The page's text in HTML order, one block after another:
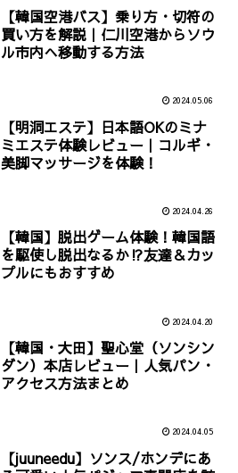
【韓国空港バス】乗り方・切符の
買い方を解説｜仁川空港からソウ
ル市内へ移動する方法
2024.05.06
【明洞エステ】日本語OKのミナ
ミエステ体験レビュー｜コルギ・
美脚マッサージを体験！
2024.04.26
【韓国】脱出ゲーム体験！韓国語
を駆使し脱出なるか⁉︎友達＆カッ
プルにもおすすめ
2024.04.20
【韓国・大田】聖心堂（ソンシン
ダン）本店レビュー｜人気パン・
アクセス方法まとめ
2024.04.05
【juuneedu】ソンス/ホンデにあ